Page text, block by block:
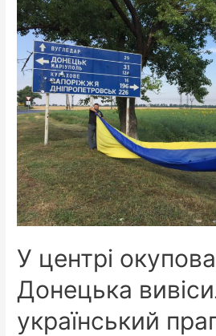
саме
на
безіменному
пальці?
У центрі
Донецька
український